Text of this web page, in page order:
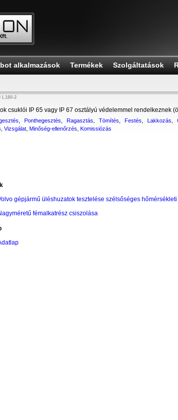
alkalmazások Termékek Szolgáltatások
L180-2
csuklói IP 65 vagy IP 67 osztályú védelemmel rendelkeznek
Ponthegesztés Ragasztás Tömítés Festés Lakkozás
Vizsgálat Minőség-ellenőrzés Komissiózás
gépjármű üléshuzatok tesztelése szélsőséges
fémalkatrész csiszolása